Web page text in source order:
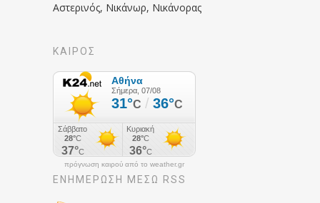
Αστερινός, Νικάνωρ, Νικάνορας
ΚΑΙΡΟΣ
πρόγνωση καιρού από το weather.gr
ΕΝΗΜΈΡΩΣΉ ΜΕΣΩ RSS